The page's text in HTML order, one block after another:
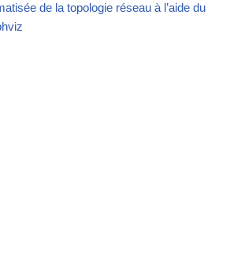
de la topologie réseau à l’aide du